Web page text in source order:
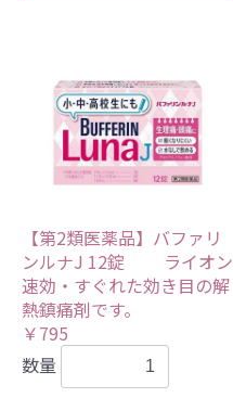
【第2類医薬品】バファリ
ンルナJ 12錠 ライオン
速効・すぐれた効き目の解
熱鎮痛剤です。
￥795
数量